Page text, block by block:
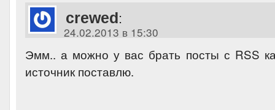
crewed:
24.02.2013 в 15:30
Эмм.. а можно у вас брать посты с RSS
источник поставлю.